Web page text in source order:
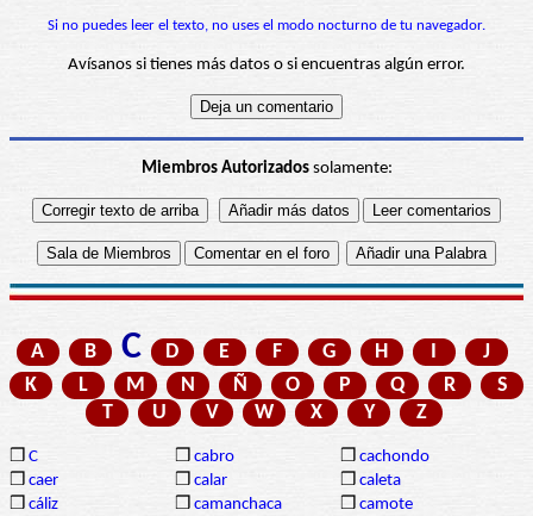
Si no puedes leer el texto, no uses el modo nocturno de tu navegador.
Avísanos si tienes más datos o si encuentras algún error.
Miembros Autorizadossolamente:
A B C D E F G H I
J
K
L M N Ñ O P Q R
S
T
U V W X Y Z
❒ C ❒ cabro ❒ cachondo
❒ caer ❒ calar ❒ caleta
❒ cáliz ❒ camanchaca ❒ camote